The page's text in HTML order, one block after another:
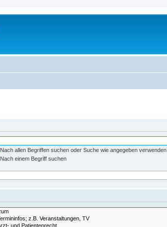
Nach allen Begriffen suchen oder Suche wie angegeben verwenden
Nach einem Begriff suchen